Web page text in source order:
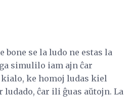
bone se la ludo ne estas la
simulilo iam ajn ĉar
kialo, ke homoj ludas kiel
ludado, ĉar ili ĝuas aŭtojn. La